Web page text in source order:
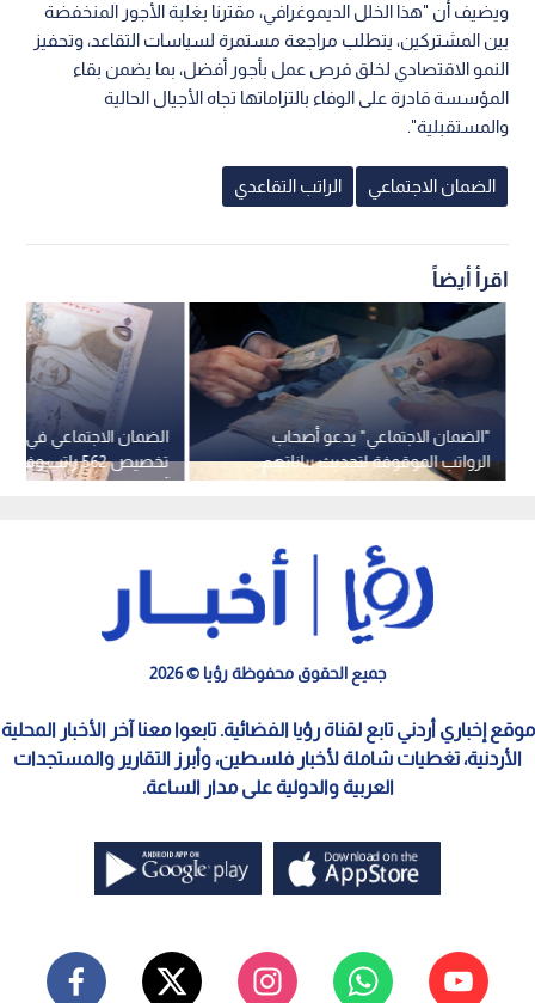
ويضيف أن "هذا الخلل الديموغرافي، مقترنا بغلبة الأجور المنخفضة
بين المشتركين، يتطلب مراجعة مستمرة لسياسات التقاعد، وتحفيز
النمو الاقتصادي لخلق فرص عمل بأجور أفضل، بما يضمن بقاء
المؤسسة قادرة على الوفاء بالتزاماتها تجاه الأجيال الحالية
والمستقبلية".
الضمان الاجتماعي الراتب التقاعدي
اقرأ أيضاً
الضمان الاجتماعي في
تخصيص 562 راتب
آلية التقديم والشروط
"الضمان الاجتماعي" يدعو أصحاب
الرواتب الموقوفة لتحديث بياناتهم..
إليك الفئات المطلوبة والخطوات
جميع الحقوق محفوظة رؤيا © 2026
موقع إخباري أردني تابع لقناة رؤيا الفضائية. تابعوا معنا آخر الأخبار المحلية
الأردنية، تغطيات شاملة لأخبار فلسطين، وأبرز التقارير والمستجدات
العربية والدولية على مدار الساعة.